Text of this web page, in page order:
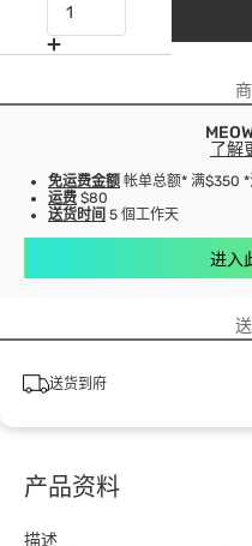
了解
免运费金额 帐单总额* 满$350
运费 $80
送货时间 5 個工作天
进入
送货到府
产品资料
描述